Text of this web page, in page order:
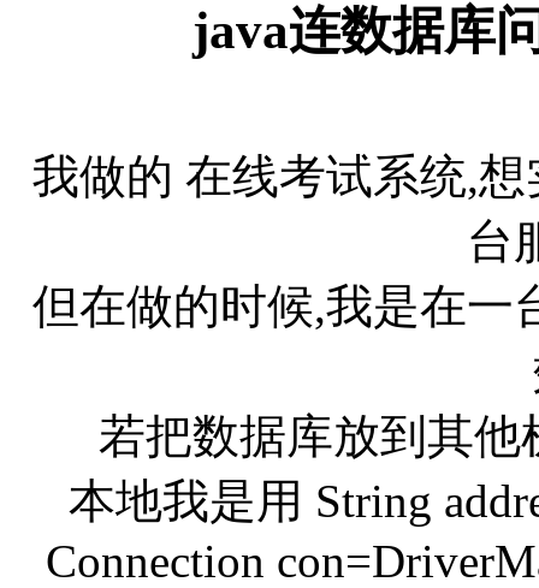
java连数据库
我做的 在线考试系统,
台
但在做的时候,我是在一
若把数据库放到其他
本地我是用 String
Connection